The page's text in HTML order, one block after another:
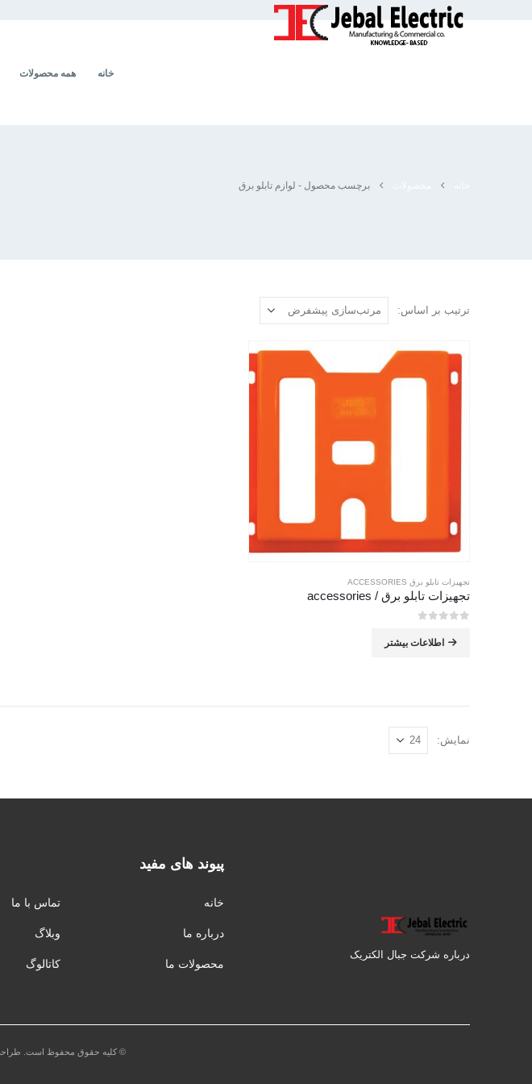
خانه همه محصولات
برچسب محصول - لوازم تابلو برق
ترتیب بر اساس:
تجهیزات تابلو برق ACCESSORIES
تجهیزات تابلو برق / accessories
اطلاعات بیشتر
نمایش:
درباره شرکت جبال الکتریک
پیوند های مفید
خانه
درباره ما
محصولات ما
تماس با ما
وبلاگ
کاتالوگ
© کلیه حقوق محفوظ است.